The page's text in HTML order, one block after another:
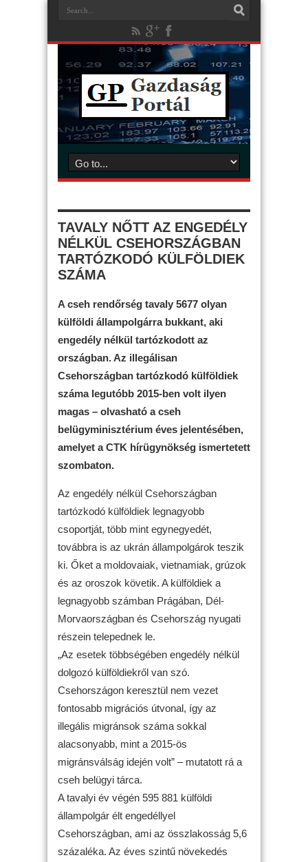
TAVALY NŐTT AZ ENGEDÉLY
NÉLKÜL CSEHORSZÁGBAN
TARTÓZKODÓ KÜLFÖLDIEK
SZÁMA
A cseh rendőrség tavaly 5677 olyan
külföldi állampolgárra bukkant, aki
engedély nélkül tartózkodott az
országban. Az illegálisan
Csehországban tartózkodó külföldiek
száma legutóbb 2015-ben volt ilyen
magas – olvasható a cseh
belügyminisztérium éves jelentésében,
amelyet a CTK hírügynökség ismertetett
szombaton.
Az engedély nélkül Csehországban
tartózkodó külföldiek legnagyobb
csoportját, több mint egynegyedét,
továbbra is az ukrán állampolgárok teszik
ki. Őket a moldovaiak, vietnamiak, grúzok
és az oroszok követik. A külföldiek a
legnagyobb számban Prágában, Dél-
Morvaországban és Csehország nyugati
részein telepednek le.
„Az esetek többségében engedély nélkül
dolgozó külföldiekről van szó.
Csehországon keresztül nem vezet
fontosabb migrációs útvonal, így az
illegális migránsok száma sokkal
alacsonyabb, mint a 2015-ös
migránsválság idején volt” – mutatott rá a
cseh belügyi tárca.
A tavalyi év végén 595 881 külföldi
állampolgár élt engedéllyel
Csehországban, ami az összlakosság 5,6
százaléka. Az éves szintű növekedés